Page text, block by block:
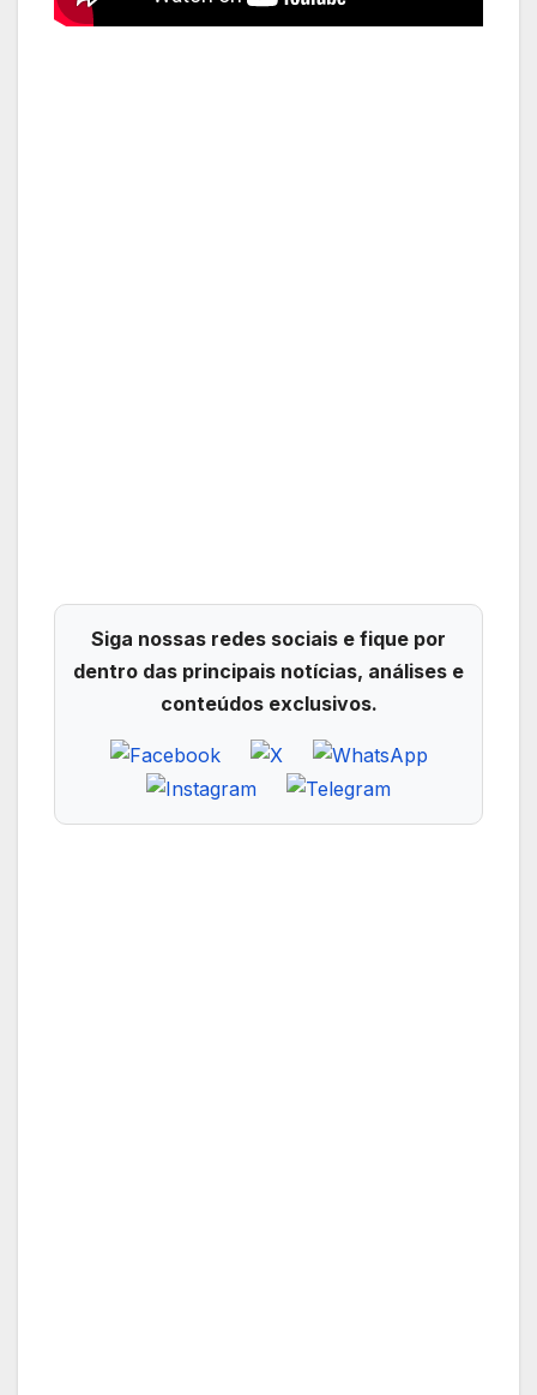
Siga nossas redes sociais e fique por
dentro das principais notícias, análises e
conteúdos exclusivos.